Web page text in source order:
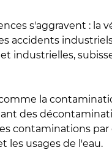
s'aggravent : la
accidents
industrielles,
la
des
contaminations
les usages de l'eau.